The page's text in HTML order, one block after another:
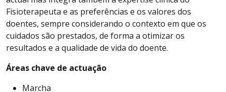
Fisioterapeuta e as preferências e os valores dos
doentes, sempre considerando o contexto em que os
cuidados são prestados, de forma a otimizar os
resultados e a qualidade de vida do doente.
Áreas chave de actuação
Marcha